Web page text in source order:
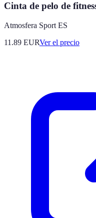
Cinta de pelo de
Atmosfera Sport ES
11.89 EURVer el precio